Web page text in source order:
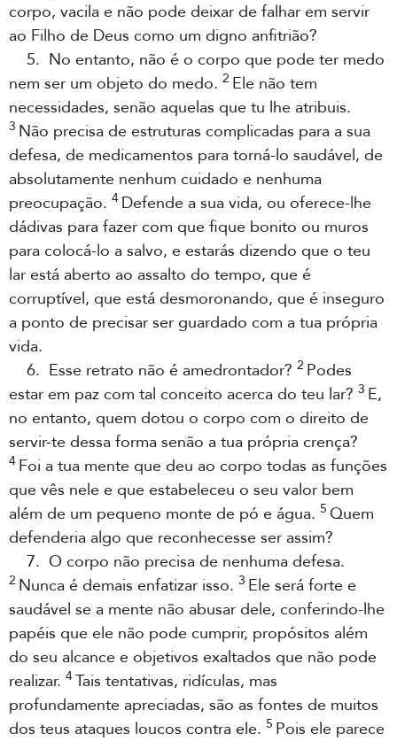
corpo, vacila e não pode deixar de falhar em servir
ao Filho de Deus como um digno anfitrião?
5. No entanto, não é o corpo que pode ter medo
nem ser um objeto do medo. 2 Ele não tem
necessidades, senão aquelas que tu lhe atribuis.
3 Não precisa de estruturas complicadas para a sua
defesa, de medicamentos para torná-lo saudável, de
absolutamente nenhum cuidado e nenhuma
preocupação. 4 Defende a sua vida, ou oferece-lhe
dádivas para fazer com que fique bonito ou muros
para colocá-lo a salvo, e estarás dizendo que o teu
lar está aberto ao assalto do tempo, que é
corruptível, que está desmoronando, que é inseguro
a ponto de precisar ser guardado com a tua própria
vida.
6. Esse retrato não é amedrontador? 2 Podes
estar em paz com tal conceito acerca do teu lar? 3 E,
no entanto, quem dotou o corpo com o direito de
servir-te dessa forma senão a tua própria crença?
4 Foi a tua mente que deu ao corpo todas as funções
que vês nele e que estabeleceu o seu valor bem
além de um pequeno monte de pó e água. 5 Quem
defenderia algo que reconhecesse ser assim?
7. O corpo não precisa de nenhuma defesa.
2 Nunca é demais enfatizar isso. 3 Ele será forte e
saudável se a mente não abusar dele, conferindo-lhe
papéis que ele não pode cumprir, propósitos além
do seu alcance e objetivos exaltados que não pode
realizar. 4Tais tentativas, ridículas, mas
profundamente apreciadas, são as fontes de muitos
dos teus ataques loucos contra ele. 5 Pois ele parece